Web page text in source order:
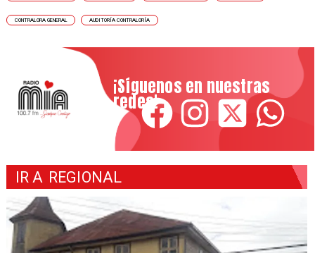
CONTRALORA GENERAL AUDITORÍA CONTRALORÍA
¡Síguenos en nuestras
redes!
IR A REGIONAL